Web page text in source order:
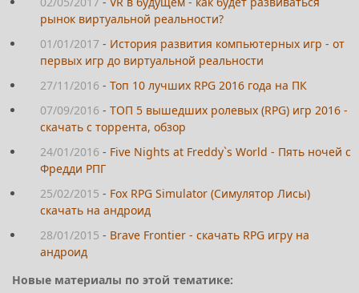
рынок виртуальной реальности?
01/01/2017 - История развития компьютерных игр - от
первых игр до виртуальной реальности
27/11/2016 - Топ 10 лучших RPG 2016 года на ПК
07/09/2016 - ТОП 5 вышедших ролевых (RPG) игр 2016 -
скачать с торрента, обзор
24/01/2016 - Five Nights at Freddy`s World - Пять ночей с
Фредди РПГ
25/02/2015 - Fox RPG Simulator (Симулятор Лисы)
скачать на андроид
28/01/2015 - Brave Frontier - скачать RPG игру на
андроид
Новые материалы по этой тематике: